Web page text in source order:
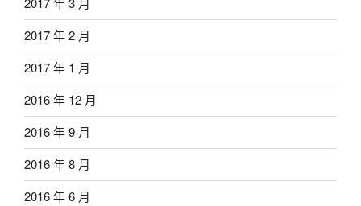
2017 年 2 月
2017 年 1 月
2016 年 12 月
2016 年 9 月
2016 年 8 月
2016 年 6 月